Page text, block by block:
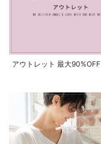
アウトレット 最大90%OFF